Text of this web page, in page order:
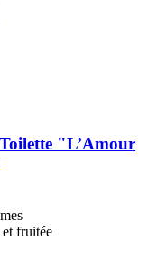
"L’Amour
et fruitée